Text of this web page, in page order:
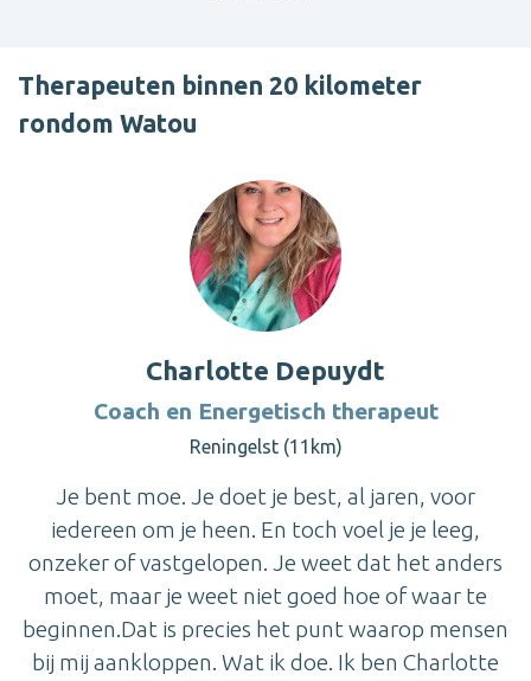
Therapeuten binnen 20 kilometer
rondom Watou
Charlotte Depuydt
Coach en Energetisch therapeut
Reningelst (11km)
Je bent moe. Je doet je best, al jaren, voor
iedereen om je heen. En toch voel je je leeg,
onzeker of vastgelopen. Je weet dat het anders
moet, maar je weet niet goed hoe of waar te
beginnen.Dat is precies het punt waarop mensen
bij mij aankloppen. Wat ik doe. Ik ben Charlotte